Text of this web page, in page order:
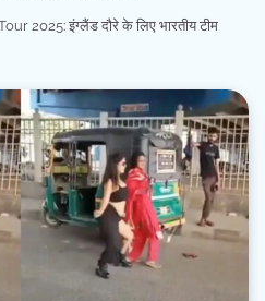
2025: इंग्लैंड दौरे के लिए भारतीय टीम